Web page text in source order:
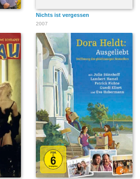
Nichts ist vergessen
2007